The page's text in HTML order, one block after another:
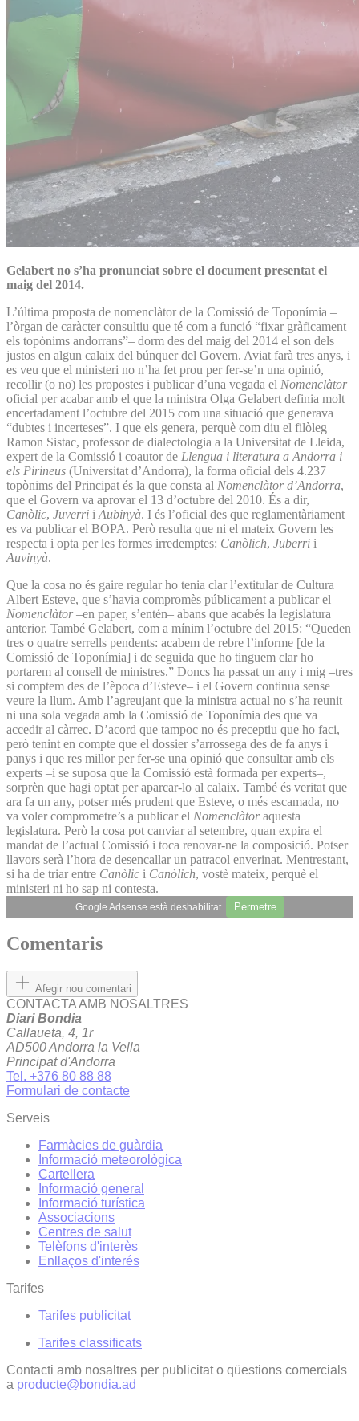
Gelabert no s’ha pronunciat sobre el document presentat el
maig del 2014.
L’última proposta de nomenclàtor de la Comissió de Toponímia –
l’òrgan de caràcter consultiu que té com a funció “fixar gràficament
els topònims andorrans”– dorm des del maig del 2014 el son dels
justos en algun calaix del búnquer del Govern. Aviat farà tres anys, i
es veu que el ministeri no n’ha fet prou per fer-se’n una opinió,
recollir (o no) les propostes i publicar d’una vegada el Nomenclàtor
oficial per acabar amb el que la ministra Olga Gelabert definia molt
encertadament l’octubre del 2015 com una situació que generava
“dubtes i incerteses”. I que els genera, perquè com diu el filòleg
Ramon Sistac, professor de dialectologia a la Universitat de Lleida,
expert de la Comissió i coautor de Llengua i literatura a Andorra i
els Pirineus (Universitat d’Andorra), la forma oficial dels 4.237
topònims del Principat és la que consta al Nomenclàtor d’Andorra,
que el Govern va aprovar el 13 d’octubre del 2010. És a dir,
Canòlic, Juverri i Aubinyà. I és l’oficial des que reglamentàriament
es va publicar el BOPA. Però resulta que ni el mateix Govern les
respecta i opta per les formes irredemptes: Canòlich, Juberri i
Auvinyà.
Que la cosa no és gaire regular ho tenia clar l’extitular de Cultura
Albert Esteve, que s’havia compromès públicament a publicar el
Nomenclàtor–en paper, s’entén– abans que acabés la legislatura
anterior. També Gelabert, com a mínim l’octubre del 2015: “Queden
tres o quatre serrells pendents: acabem de rebre l’informe [de la
Comissió de Toponímia] i de seguida que ho tinguem clar ho
portarem al consell de ministres.” Doncs ha passat un any i mig –tres
si comptem des de l’època d’Esteve– i el Govern continua sense
veure la llum. Amb l’agreujant que la ministra actual no s’ha reunit
ni una sola vegada amb la Comissió de Toponímia des que va
accedir al càrrec. D’acord que tampoc no és preceptiu que ho faci,
però tenint en compte que el dossier s’arrossega des de fa anys i
panys i que res millor per fer-se una opinió que consultar amb els
experts –i se suposa que la Comissió està formada per experts–,
sorprèn que hagi optat per aparcar-lo al calaix. També és veritat que
ara fa un any, potser més prudent que Esteve, o més escamada, no
va voler comprometre’s a publicar el Nomenclàtoraquesta
legislatura. Però la cosa pot canviar al setembre, quan expira el
mandat de l’actual Comissió i toca renovar-ne la composició. Potser
llavors serà l’hora de desencallar un patracol enverinat. Mentrestant,
si ha de triar entre Canòlic i Canòlich, vostè mateix, perquè el
ministeri ni ho sap ni contesta.
Google Adsense està deshabilitat. Permetre
Comentaris
Afegir nou comentari
CONTACTA AMB NOSALTRES
Diari Bondia
Callaueta, 4, 1r
AD500 Andorra la Vella
Principat d'Andorra
Tel. +376 80 88 88
Formulari de contacte
Serveis
Farmàcies de guàrdia
Informació meteorològica
Cartellera
Informació general
Informació turística
Associacions
Centres de salut
Telèfons d'interès
Enllaços d'interés
Tarifes
Tarifes publicitat
Tarifes classificats
Contacti amb nosaltres per publicitat o qüestions comercials
a producte@bondia.ad